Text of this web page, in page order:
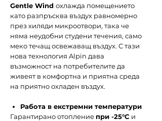
Gentle Wind охлажда помещението
като разпръсква въздух равномерно
през хиляди микроотвори, така че
няма неудобни студени течения, само
меко течащ освежаващ въздух. С тази
нова технология Alpin дава
възможност на потребителите да
живеят в комфортна и приятна среда
на приятно охладен въздух.
Работа в екстремни температури
Гарантирано отопление при -25°С и